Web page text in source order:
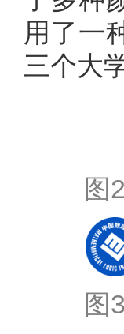
用了一
三个大
图
图